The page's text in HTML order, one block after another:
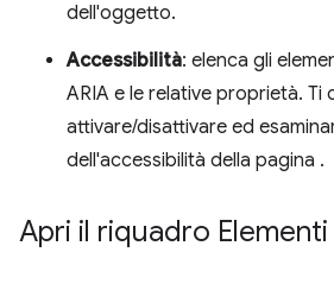
dell'oggetto.
Accessibilità: elenca gli
ARIA e le relative proprietà. Ti
attivare/disattivare ed
dell'accessibilità della pagina .
Apri il riquadro Elementi